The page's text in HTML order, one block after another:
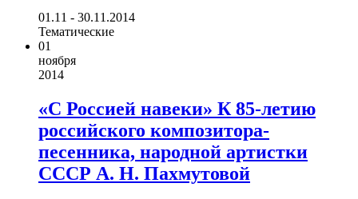
01.11 - 30.11.2014
Тематические
01
ноября
2014
«С Россией навеки» К 85-летию
российского композитора-
песенника, народной артистки
СССР А. Н. Пахмутовой